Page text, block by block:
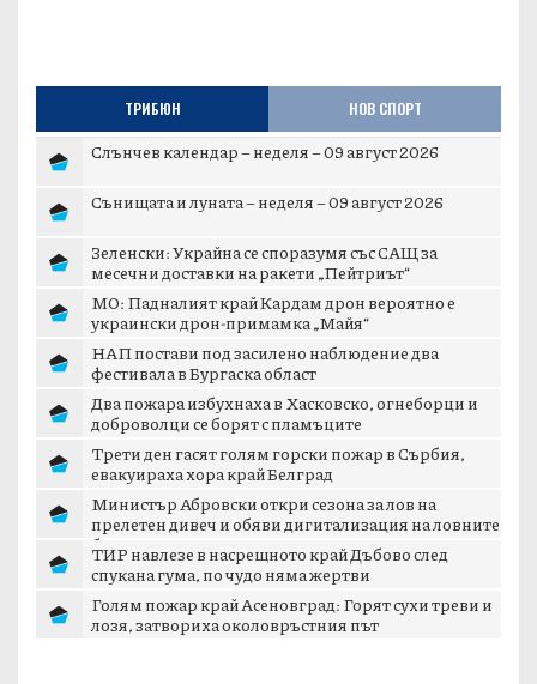
ТРИБЮН НОВ СПОРТ
Слънчев календар – неделя – 09 август 2026
Сънищата и луната – неделя – 09 август 2026
Зеленски: Украйна се споразумя със САЩ за
месечни доставки на ракети „Пейтриът“
МО: Падналият край Кардам дрон вероятно е
украински дрон-примамка „Майя“
НАП постави под засилено наблюдение два
фестивала в Бургаска област
Два пожара избухнаха в Хасковско, огнеборци и
доброволци се борят с пламъците
Трети ден гасят голям горски пожар в Сърбия,
евакуираха хора край Белград
Министър Абровски откри сезона за лов на
прелетен дивеч и обяви дигитализация на ловните
б...
ТИР навлезе в насрещното край Дъбово след
спукана гума, по чудо няма жертви
Голям пожар край Асеновград: Горят сухи треви и
лозя, затвориха околовръстния път